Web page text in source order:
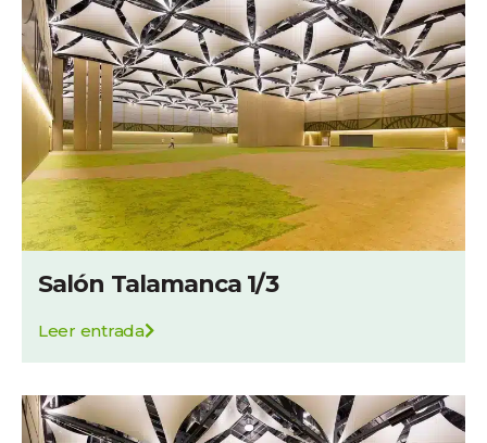
Salón Talamanca 1/3
Leer entrada